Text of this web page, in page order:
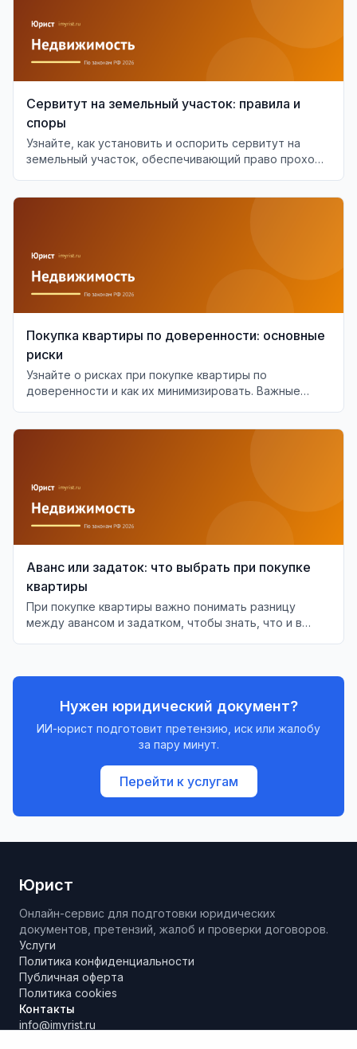
Сервитут на земельный участок: правила и
споры
Узнайте, как установить и оспорить сервитут на
земельный участок, обеспечивающий право прохода
Покупка квартиры по доверенности: основные
риски
Узнайте о рисках при покупке квартиры по
доверенности и как их минимизировать. Важные
Аванс или задаток: что выбрать при покупке
квартиры
При покупке квартиры важно понимать разницу
между авансом и задатком, чтобы знать, что и в
Нужен юридический документ?
ИИ-юрист подготовит претензию, иск или жалобу
за пару минут.
Перейти к услугам
Юрист
Онлайн-сервис для подготовки юридических
документов, претензий, жалоб и проверки договоров.
Услуги
Политика конфиденциальности
Публичная оферта
Политика cookies
Контакты
info@imyrist.ru